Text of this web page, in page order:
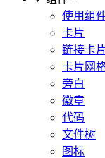
使用组
卡片
链接卡
卡片网
旁白
徽章
代码
文件树
图标